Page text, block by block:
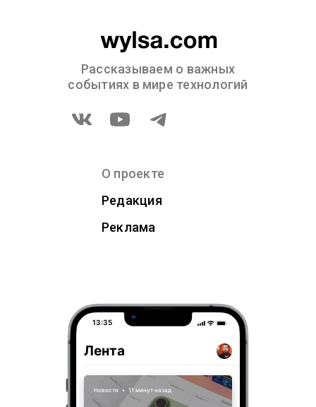
Рассказываем о важных
событиях в мире технологий
О проекте
Редакция
Реклама
13:35
Лента
Новости • 11 минут назад